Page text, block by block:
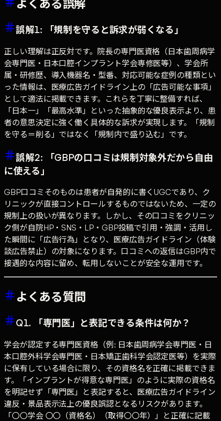
よくある誤解
誤解1: 「規制を守ると訴求が弱くなる」
正しい理解は正反対です。院長の専門医資格（日本歯周病学
会専門医・日本口腔インプラント学会専修医等）、学会所
属・研修歴、導入機器名・型番、対応可能な症例の種類とい
った情報は、医療広告ガイドライン上の「広告可能な事項」
として適法に掲載できます。これらを丁寧に整備すれば、
「日本一」「最高水準」といった抽象的な優良表示より、患
者の意思決定に強く働く具体的な訴求が実現します。「規制
を守る＝削る」ではなく「規制内で盛り込む」です。
誤解2: 「GBPの口コミは規制対象外だから自由
に使える」
GBP口コミそのものは患者が自発的に書くUGCであり、ク
リニックが直接コントロールするものではないため、一定の
規制上の扱いが異なります。しかし、その口コミをクリニッ
ク側が自院HP・SNS・LP・GBP投稿で引用・強調・活用し
た瞬間に「広告行為」となり、医療広告ガイドライン（体験
談広告禁止）の対象になります。口コミへの返信はGBP内で
接遇的な内容に留め、転用しないことが安全な運用です。
よくある質問
Q1. 「専門医」と表記できる条件は何か？
学会が認定する専門医資格（例: 日本歯周病学会専門医・日
本口腔外科学会専門医・日本矯正歯科学会認定医等）を実際
に保有している場合に限り、その資格名を正確に掲載できま
す。「インプラントが得意な専門医」のように実際の資格名
を明記せず「専門医」と表記すると、医療広告ガイドライン
違反・景品表示法上の優良誤認となるリスクがあります。
「〇〇学会 〇〇（資格名）（取得〇〇年）」と正確に記載